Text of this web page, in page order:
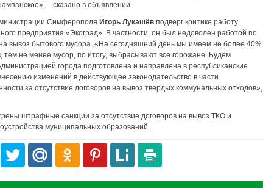
– сказано в объявлении.
Симферополя Игорь Лукашёв подверг критике работу
предприятия «Экоград». В частности, он был недоволен работой по
вывоз бытового мусора. «На сегодняшний день мы имеем не более 40%
тем не менее мусор, по итогу, выбрасывают все горожане. Будем
города подготовлена и направлена в республиканские
изменений в действующее законодательство в части
за отсутствие договоров на вывоз твердых коммунальных отходов»,
штрафные санкции за отсутствие договоров на вывоз ТКО и
муниципальных образований.